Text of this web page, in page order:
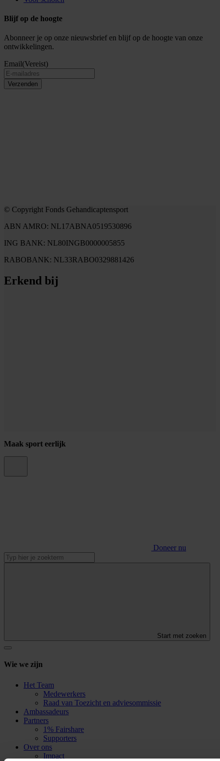
Blijf op de hoogte
Abonneer je op onze nieuwsbrief en blijf op de hoogte van onze
ontwikkelingen.
Email(Vereist)
Verzenden
© Copyright Fonds Gehandicaptensport
ABN AMRO: NL17ABNA0519530896
ING BANK: NL80INGB0000005855
RABOBANK: NL33RABO0329881426
Erkend bij
Maak sport eerlijk
Doneer nu
Start met zoeken
Wie we zijn
Het Team
Medewerkers
Raad van Toezicht en adviesommissie
Ambassadeurs
Partners
1% Fairshare
Supporters
Over ons
Impact